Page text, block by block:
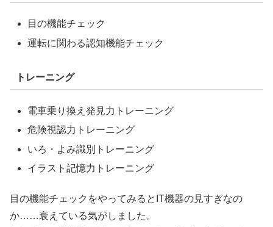
目の機能チェック
運転に関わる認知機能チェック
トレーニング
電車乗り換え発見力トレーニング
危険視認力トレーニング
いろ・よみ識別トレーニング
イラスト記憶力トレーニング
目の機能チェックをやってみるとIT機器の見すぎなの
か……衰えている気がしました。